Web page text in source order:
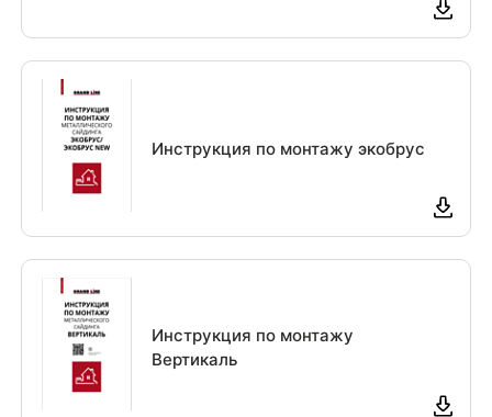
Инструкция по монтажу экобрус
Инструкция по монтажу
Вертикаль